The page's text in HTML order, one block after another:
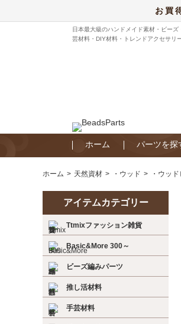
お買
日本最大級のハンドメイド素材・ビー
芸材料・DIY材料・トレンドアクセサリ
ホーム パーツを探
ホーム 天然資材 ・ウッド ・ウッ
アイテムカテゴリー
Ttmixファッション雑貨
Basic&More 300～
ビーズ編みパーツ
推し活材料
手芸材料